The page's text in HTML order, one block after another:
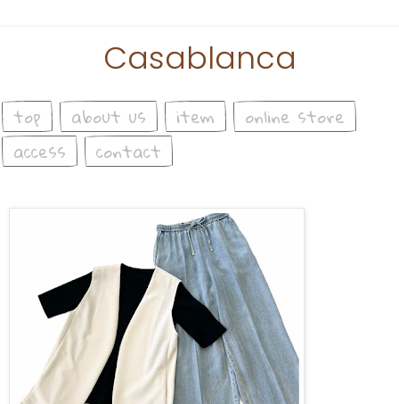
Casablanca
top about us item
online store
access
contact